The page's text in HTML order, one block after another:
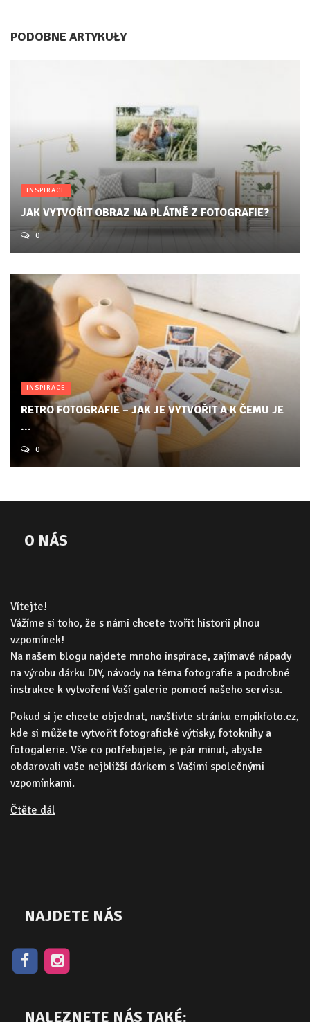
PODOBNE ARTYKUŁY
INSPIRACE
JAK VYTVOŘIT OBRAZ NA PLÁTNĚ Z FOTOGRAFIE?
0
INSPIRACE
RETRO FOTOGRAFIE – JAK JE VYTVOŘIT A K ČEMU JE
...
0
O NÁS
Vítejte!
Vážíme si toho, že s námi chcete tvořit historii plnou
vzpomínek!
Na našem blogu najdete mnoho inspirace, zajímavé nápady
na výrobu dárku DIY, návody na téma fotografie a podrobné
instrukce k vytvoření Vaší galerie pomocí našeho servisu.
Pokud si je chcete objednat, navštivte stránku empikfoto.cz,
kde si můžete vytvořit fotografické výtisky, fotoknihy a
fotogalerie. Vše co potřebujete, je pár minut, abyste
obdarovali vaše nejbližší dárkem s Vašimi společnými
vzpomínkami.
Čtěte dál
NAJDETE NÁS
NALEZNETE NÁS TAKÉ: